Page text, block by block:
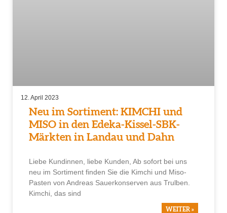
Neu im Sortiment: KIMCHI und
MISO in den Edeka-Kissel-SBK-
Märkten in Landau und Dahn
Liebe Kundinnen, liebe Kunden, Ab sofort bei uns
neu im Sortiment finden Sie die Kimchi und Miso-
Pasten von Andreas Sauerkonserven aus Trulben.
Kimchi, das sind
WEITER »
12. April 2023